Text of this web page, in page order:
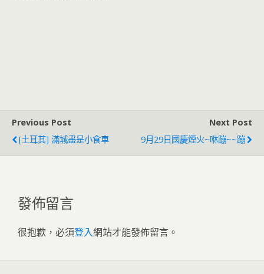
Previous Post
[土耳其] 滿城盡是小食車
Next Post
9月29日國慶煙火~咻蹦~~蹦
發佈留言
很抱歉，必須登入網站才能發佈留言。